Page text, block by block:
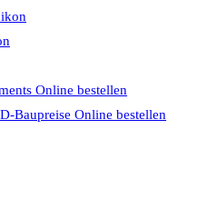
Online bestellen
Baupreise Online bestellen